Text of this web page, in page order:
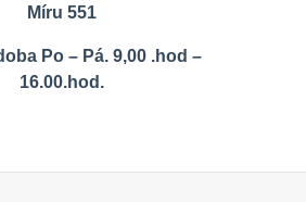
Míru 551
Po – Pá. 9,00 .hod –
16.00.hod.